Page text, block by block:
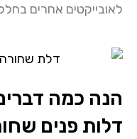
לאובייקטים אחרים
הנה כמה
דלות פנים